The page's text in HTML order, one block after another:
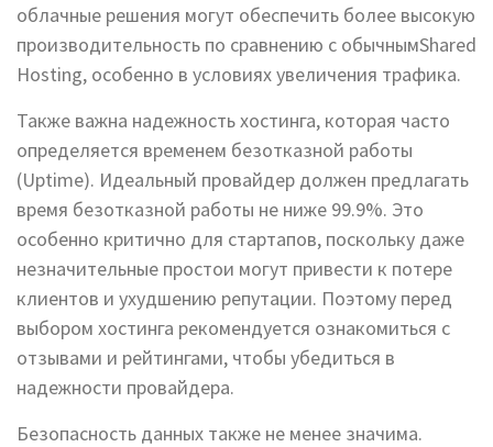
облачные решения могут обеспечить более высокую
производительность по сравнению с обычнымShared
Hosting, особенно в условиях увеличения трафика.
Также важна надежность хостинга, которая часто
определяется временем безотказной работы
(Uptime). Идеальный провайдер должен предлагать
время безотказной работы не ниже 99.9%. Это
особенно критично для стартапов, поскольку даже
незначительные простои могут привести к потере
клиентов и ухудшению репутации. Поэтому перед
выбором хостинга рекомендуется ознакомиться с
отзывами и рейтингами, чтобы убедиться в
надежности провайдера.
Безопасность данных также не менее значима.